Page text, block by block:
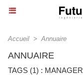
Accueil > Annuaire
ANNUAIRE
TAGS (1) : MANAGER